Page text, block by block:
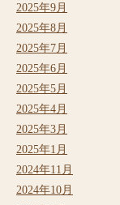
2025年9月
2025年8月
2025年7月
2025年6月
2025年5月
2025年4月
2025年3月
2025年1月
2024年11月
2024年10月